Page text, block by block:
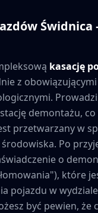
Świdnica
kasację
z
demontażu, co
przetwarzany w
Po
o
które
pojazdu w
być pewien, że